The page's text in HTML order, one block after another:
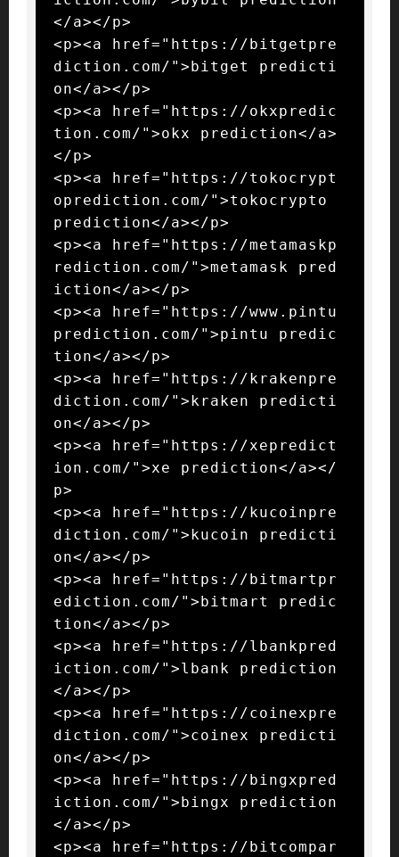
</a></p>
<p><a href="https://bitgetpre
diction.com/">bitget predicti
on</a></p>
<p><a href="https://okxpredic
tion.com/">okx prediction</a>
</p>
<p><a href="https://tokocrypt
oprediction.com/">tokocrypto
prediction</a></p>
<p><a href="https://metamaskp
rediction.com/">metamask pred
iction</a></p>
<p><a href="https://www.pintu
prediction.com/">pintu predic
tion</a></p>
<p><a href="https://krakenpre
diction.com/">kraken predicti
on</a></p>
<p><a href="https://xepredict
ion.com/">xe prediction</a></
p>
<p><a href="https://kucoinpre
diction.com/">kucoin predicti
on</a></p>
<p><a href="https://bitmartpr
ediction.com/">bitmart predic
tion</a></p>
<p><a href="https://lbankpred
iction.com/">lbank prediction
</a></p>
<p><a href="https://coinexpre
diction.com/">coinex predicti
on</a></p>
<p><a href="https://bingxpred
iction.com/">bingx prediction
</a></p>
<p><a href="https://bitcompar